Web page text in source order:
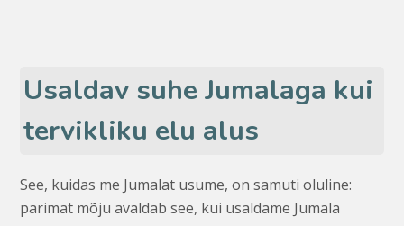
Usaldav suhe Jumalaga kui
tervikliku elu alus
See, kuidas me Jumalat usume, on samuti oluline:
parimat mõju avaldab see, kui usaldame Jumala